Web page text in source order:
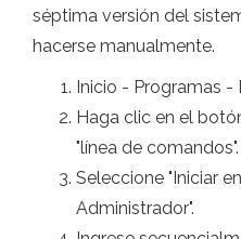
séptima versión del
hacerse manualmente.
Inicio - Programas -
Haga clic en el
"línea de comandos".
Seleccione "Iniciar
Administrador".